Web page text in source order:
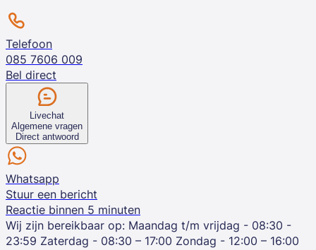
Telefoon
085 7606 009
Bel direct
Livechat
Algemene vragen
Direct antwoord
Whatsapp
Stuur een bericht
Reactie binnen 5 minuten
Wij zijn bereikbaar op: Maandag t/m vrijdag - 08:30 -
23:59 Zaterdag - 08:30 – 17:00 Zondag - 12:00 – 16:00